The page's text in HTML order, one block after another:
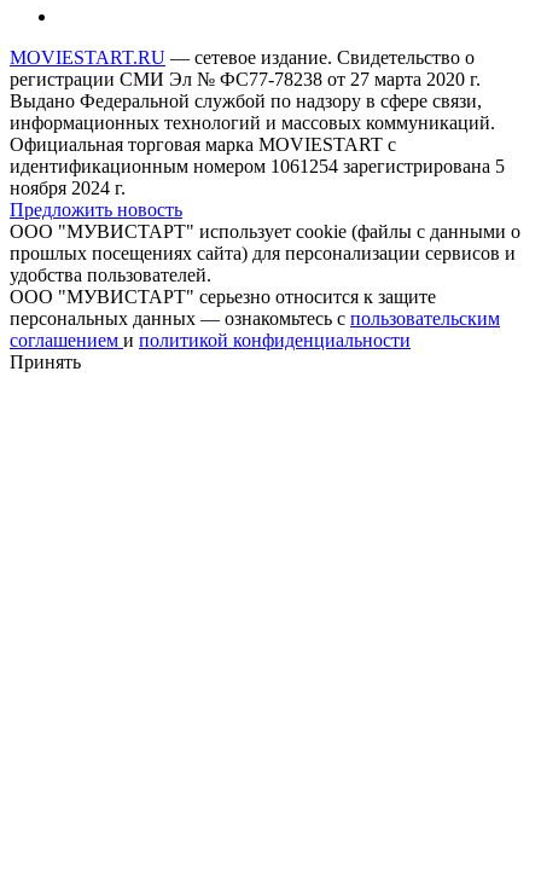
MOVIESTART.RU — сетевое издание. Свидетельство о
регистрации СМИ Эл № ФС77-78238 от 27 марта 2020 г.
Выдано Федеральной службой по надзору в сфере связи,
информационных технологий и массовых коммуникаций.
Официальная торговая марка MOVIESTART с
идентификационным номером 1061254 зарегистрирована 5
ноября 2024 г.
Предложить новость
ООО "МУВИСТАРТ" использует cookie (файлы с данными о
прошлых посещениях сайта) для персонализации сервисов и
удобства пользователей.
ООО "МУВИСТАРТ" серьезно относится к защите
персональных данных — ознакомьтесь с пользовательским
соглашением и политикой конфиденциальности
Принять